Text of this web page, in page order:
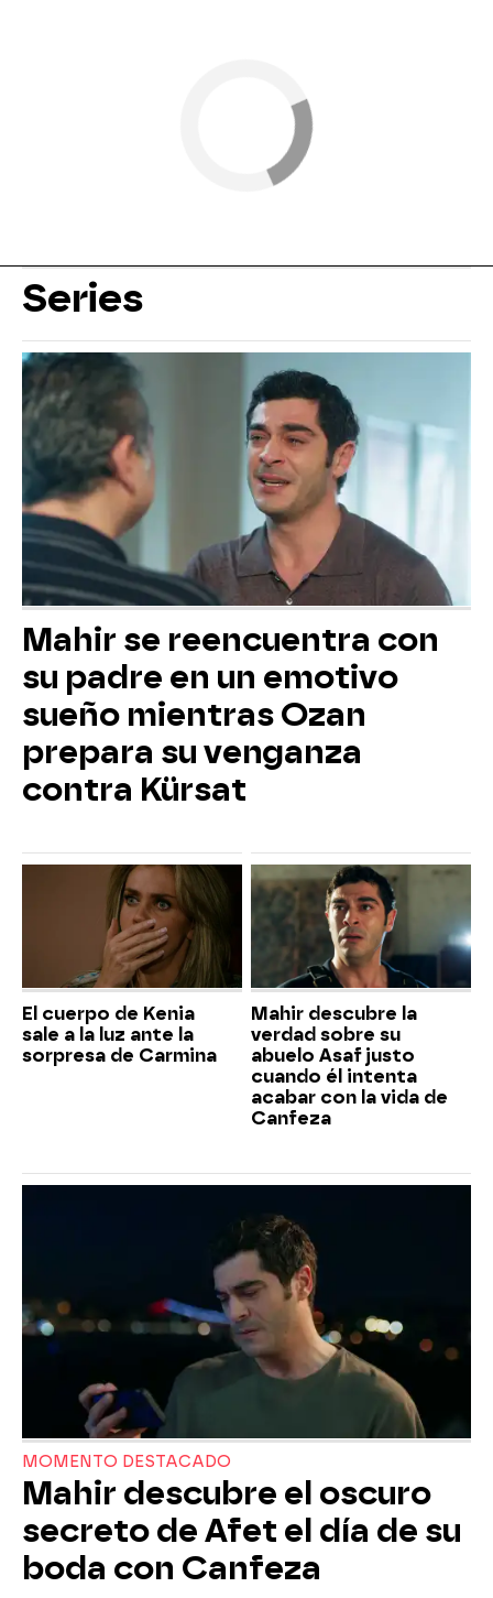
Series
Mahir se reencuentra con
su padre en un emotivo
sueño mientras Ozan
prepara su venganza
contra Kürsat
El cuerpo de Kenia
sale a la luz ante la
sorpresa de Carmina
Mahir descubre la
verdad sobre su
abuelo Asaf justo
cuando él intenta
acabar con la vida de
Canfeza
MOMENTO DESTACADO
Mahir descubre el oscuro
secreto de Afet el día de su
boda con Canfeza